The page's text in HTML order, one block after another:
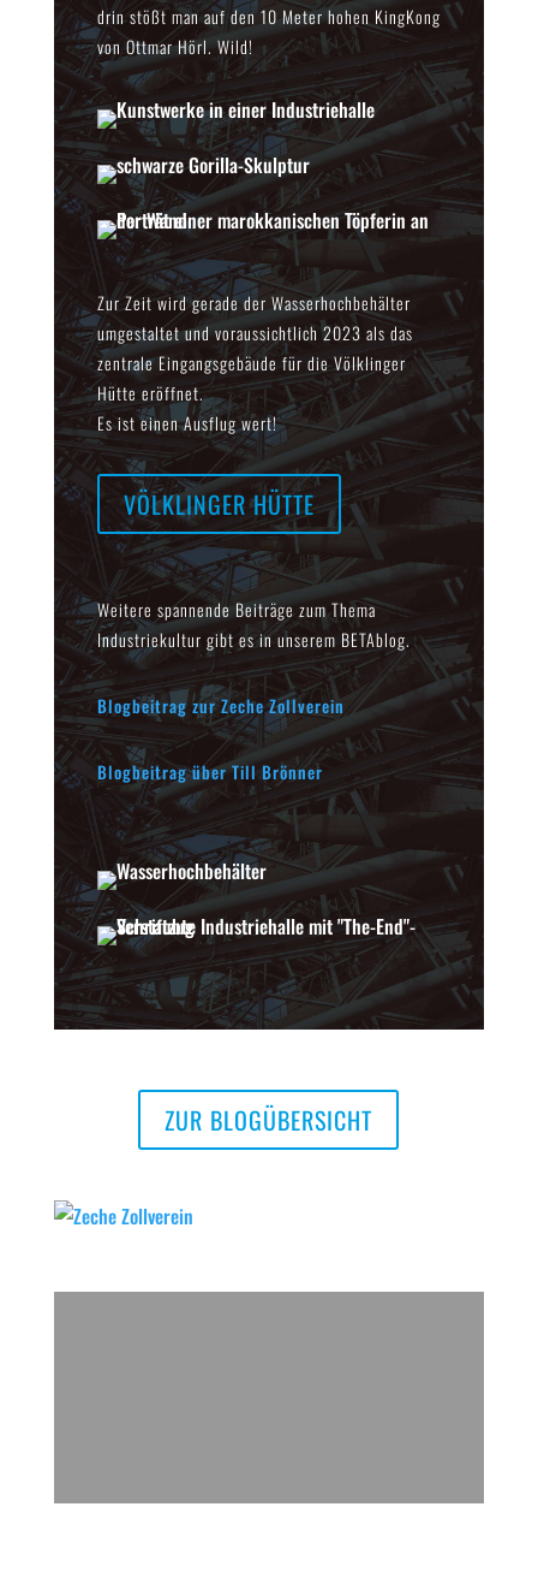
drin stößt man auf den 10 Meter hohen KingKong
von Ottmar Hörl. Wild!
Zur Zeit wird gerade der Wasserhochbehälter
umgestaltet und voraussichtlich 2023 als das
zentrale Eingangsgebäude für die Völklinger
Hütte eröffnet.
Es ist einen Ausflug wert!
VÖLKLINGER HÜTTE
Weitere spannende Beiträge zum Thema
Industriekultur gibt es in unserem BETAblog.
Blogbeitrag zur Zeche Zollverein
Blogbeitrag über Till Brönner
ZUR BLOGÜBERSICHT